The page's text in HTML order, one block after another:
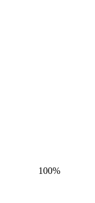
100%